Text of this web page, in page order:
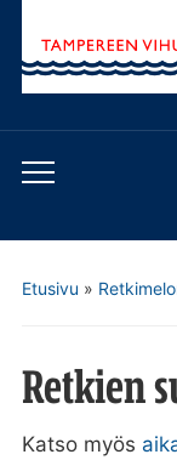
Toggle
Etusivu »
Retkien
Katso myös